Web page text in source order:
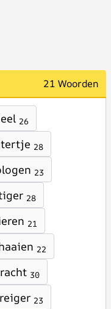
21 Woorden
26
28
23
28
21
22
30
23